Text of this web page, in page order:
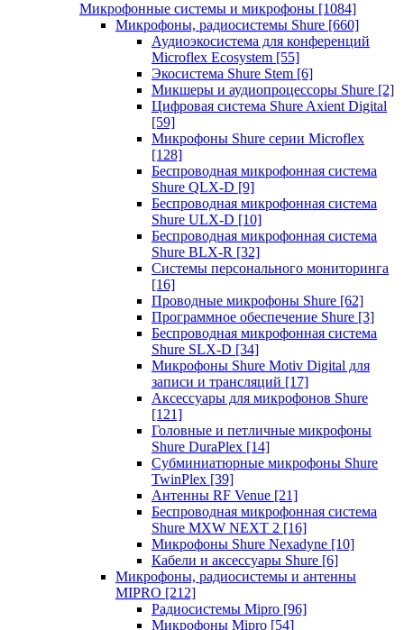
Микрофонные системы и микрофоны [1084]
Микрофоны, радиосистемы Shure [660]
Аудиоэкосистема для конференций
Microflex Ecosystem [55]
Экосистема Shure Stem [6]
Микшеры и аудиопроцессоры Shure [2]
Цифровая система Shure Axient Digital
[59]
Микрофоны Shure серии Microflex
[128]
Беспроводная микрофонная система
Shure QLX-D [9]
Беспроводная микрофонная система
Shure ULX-D [10]
Беспроводная микрофонная система
Shure BLX-R [32]
Системы персонального мониторинга
[16]
Проводные микрофоны Shure [62]
Программное обеспечение Shure [3]
Беспроводная микрофонная система
Shure SLX-D [34]
Микрофоны Shure Motiv Digital для
записи и трансляций [17]
Аксессуары для микрофонов Shure
[121]
Головные и петличные микрофоны
Shure DuraPlex [14]
Субминиатюрные микрофоны Shure
TwinPlex [39]
Антенны RF Venue [21]
Беспроводная микрофонная система
Shure MXW NEXT 2 [16]
Микрофоны Shure Nexadyne [10]
Кабели и аксессуары Shure [6]
Микрофоны, радиосистемы и антенны
MIPRO [212]
Радиосистемы Mipro [96]
Микрофоны Mipro [54]